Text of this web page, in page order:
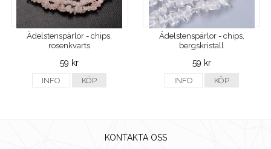
Ädelstenspärlor - chips,
rosenkvarts
59 kr
INFO KÖP
Ädelstenspärlor - chips,
bergskristall
59 kr
INFO KÖP
KONTAKTA OSS